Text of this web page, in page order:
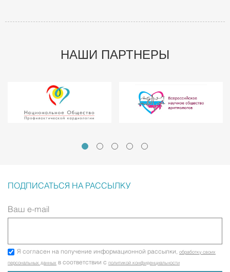
НАШИ ПАРТНЕРЫ
ПОДПИСАТЬСЯ НА РАССЫЛКУ
Ваш e-mail
Я согласен на получение информационной рассылки, обработку своих
персональных данных в соответствии с политикой конфиденциальности